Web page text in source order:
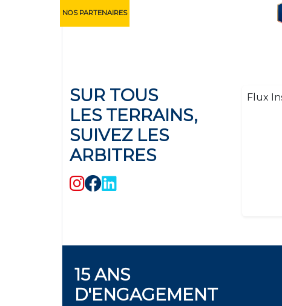
NOS PARTENAIRES
SUR TOUS
LES TERRAINS,
SUIVEZ LES
ARBITRES
Flux
15 ANS
D'ENGAGEMENT